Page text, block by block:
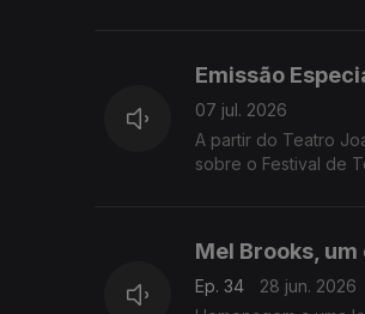
Emissão
07 jul. 2026
A partir do Teatro
sobre o Festival de
Mel Brooks,
Ep. 34
28 jun. 2026